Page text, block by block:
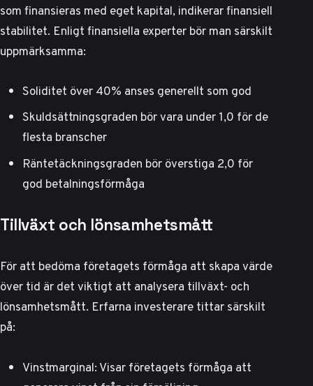
som finansieras med eget kapital, indikerar finansiell
stabilitet. Enligtfinansiella experterbör man särskilt
uppmärksamma:
Soliditet över 40% anses generellt som god
Skuldsättningsgraden bör vara under 1,0 för de
flesta branscher
Räntetäckningsgraden bör överstiga 2,0 för
god betalningsförmåga
Tillväxt och lönsamhetsmått
För att bedöma företagets förmåga att skapa värde
över tid är det viktigt att analysera tillväxt- och
lönsamhetsmått. Erfarna investeraretittar särskilt
på:
Vinstmarginal: Visar företagets förmåga att